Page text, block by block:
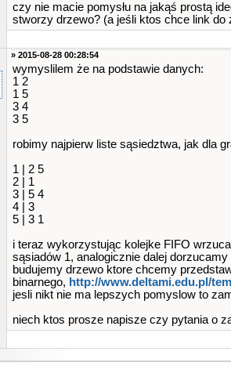
czy nie macie pomysłu na jakąś prostą
stworzy drzewo? (a jeśli ktos chce link do
» 2015-08-28 00:28:54
wymyslilem że na podstawie danych:
1 2
1 5
3 4
3 5
robimy najpierw liste sąsiedztwa, jak dla
1 | 2 5
2 | 1
3 | 5 4
4 | 3
5 | 3 1
i teraz wykorzystując kolejke FIFO
sąsiadów 1, analogicznie dalej
budujemy drzewo ktore chcemy
binarnego, http://www.deltami.edu.pl​/
jesli nikt nie ma lepszych pomyslow to
niech ktos prosze napisze czy pytania o